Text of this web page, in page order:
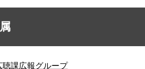
聴課広報グループ